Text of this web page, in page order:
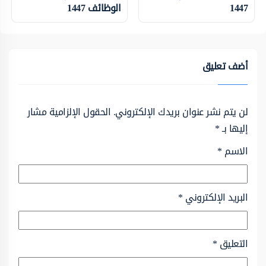
1447 الوظائف 1447
أضف تعليق
لن يتم نشر عنوان بريدك الإلكتروني. الحقول الإلزامية مشار
إليها بـ*
الاسم*
البريد الإلكتروني*
التعليق*